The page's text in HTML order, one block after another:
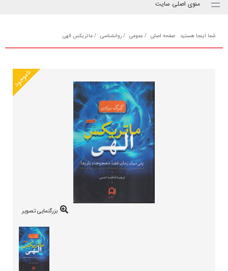
منوی اصلی سایت
شما اینجا هستید صفحه اصلی عمومی روانشناسی ماتریکس الهی
بزرگنمایی تصویر
ناموجود